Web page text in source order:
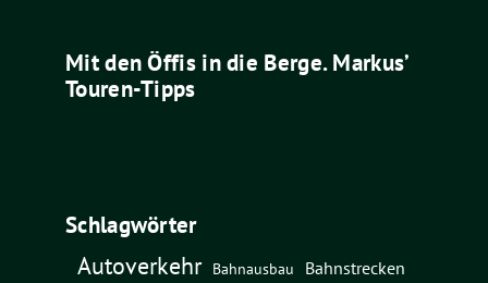
Mit den Öffis in die Berge. Markus’
Touren-Tipps
Schlagwörter
Autoverkehr Bahnausbau
Bahnstrecken